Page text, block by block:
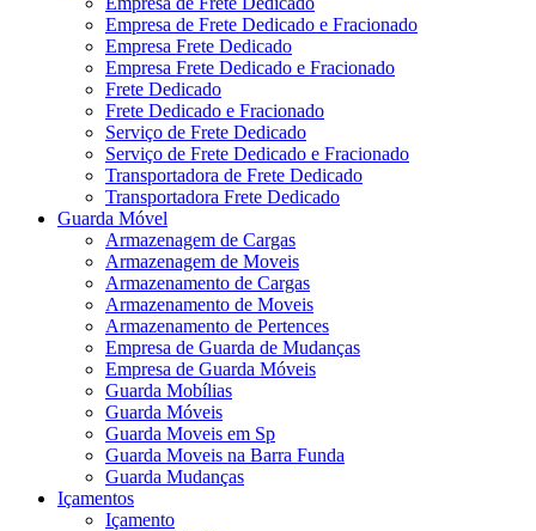
Empresa de Frete Dedicado e Fracionado
Empresa Frete Dedicado
Empresa Frete Dedicado e Fracionado
Frete Dedicado
Frete Dedicado e Fracionado
Serviço de Frete Dedicado
Serviço de Frete Dedicado e Fracionado
Transportadora de Frete Dedicado
Transportadora Frete Dedicado
Guarda Móvel
Armazenagem de Cargas
Armazenagem de Moveis
Armazenamento de Cargas
Armazenamento de Moveis
Armazenamento de Pertences
Empresa de Guarda de Mudanças
Empresa de Guarda Móveis
Guarda Mobílias
Guarda Móveis
Guarda Moveis em Sp
Guarda Moveis na Barra Funda
Guarda Mudanças
Içamentos
Içamento